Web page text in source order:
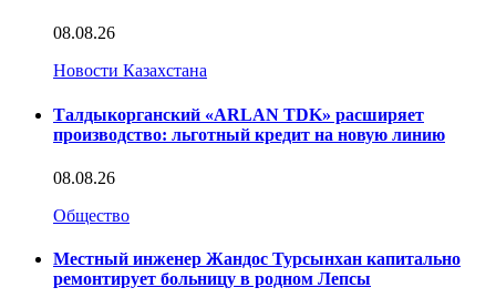
08.08.26
Новости Казахстана
Талдыкорганский «ARLAN TDK» расширяет
производство: льготный кредит на новую линию
08.08.26
Общество
Местный инженер Жандос Турсынхан капитально
ремонтирует больницу в родном Лепсы